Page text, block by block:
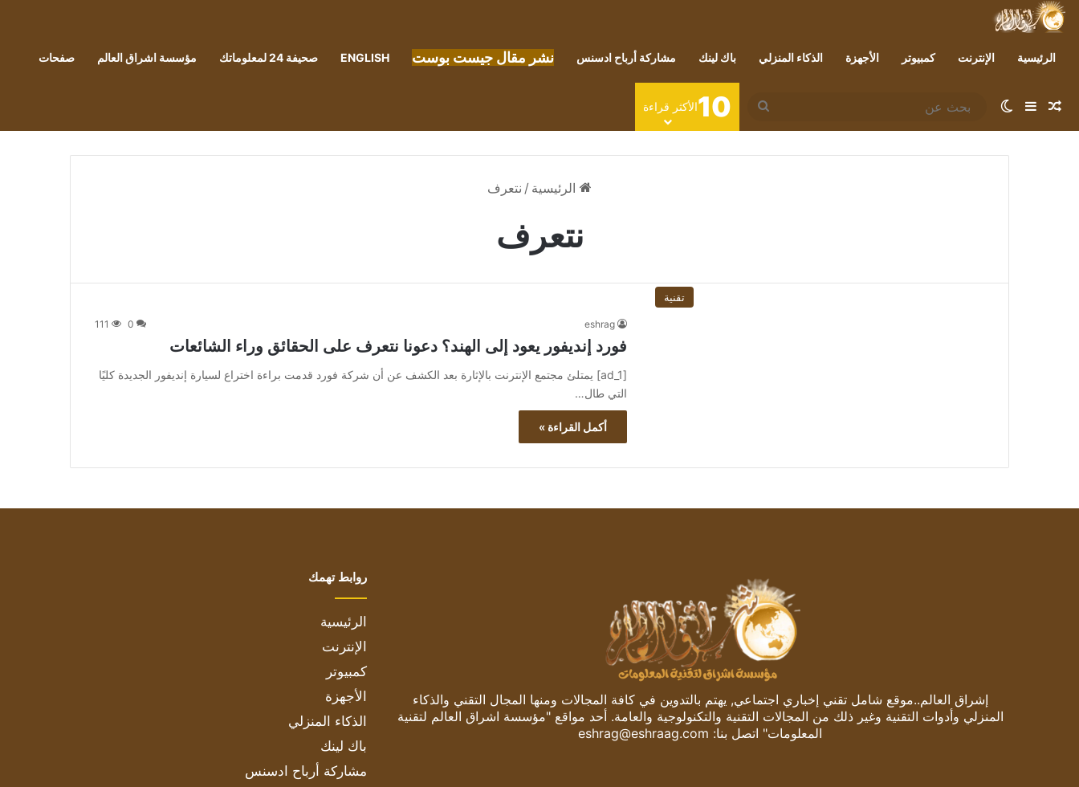
الرئيسية الإنترنت كمبيوتر الأجهزة الذكاء المنزلي باك لينك مشاركة أرباح ادسنس نشر مقال جيست بوست ENGLISH صحيفة 24 لمعلوماتك مؤسسة اشراق العالم صفحات
مقال عشوائي
إضافة عمود جانبي
الوضع المظلم
بحث
عن
10الأكثر قراءة
الرئيسية / نتعرف
نتعرف
تقنية
eshrag
0
111
فورد إنديفور يعود إلى الهند؟ دعونا نتعرف على الحقائق وراء الشائعات
[ad_1] يمتلئ مجتمع الإنترنت بالإثارة بعد الكشف عن أن شركة فورد قدمت براءة اختراع لسيارة إنديفور الجديدة كليًا
التي طال…
أكمل القراءة »
إشراق العالم..موقع شامل تقني إخباري اجتماعي, يهتم بالتدوين في كافة المجالات ومنها المجال التقني والذكاء
المنزلي وأدوات التقنية وغير ذلك من المجالات التقنية والتكنولوجية والعامة. أحد مواقع "مؤسسة اشراق العالم لتقنية
المعلومات" اتصل بنا: eshrag@eshraag.com
روابط تهمك
الرئيسية
الإنترنت
كمبيوتر
الأجهزة
الذكاء المنزلي
باك لينك
مشاركة أرباح ادسنس